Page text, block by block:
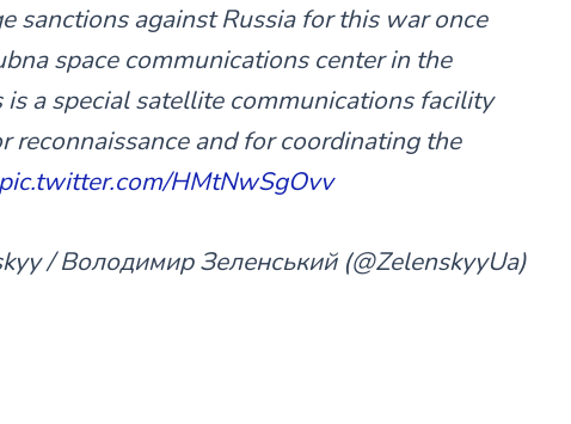
sanctions against Russia for this war once
space communications center in the
a special satellite communications facility
reconnaissance and for coordinating the
pic.twitter.com/HMtNwSgOvv
/ Володимир Зеленський (@ZelenskyyUa)